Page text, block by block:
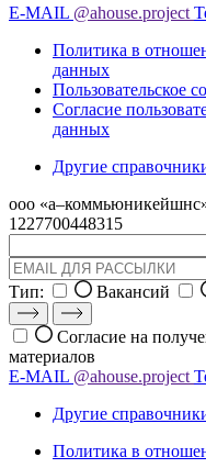
E-MAIL @ahouse.project
Политика в
данных
Пользовательское
Согласие
данных
Другие
ооо
1227700448315
Тип: Вакансий
Согласие на
материалов
E-MAIL @ahouse.project
Другие
Политика в